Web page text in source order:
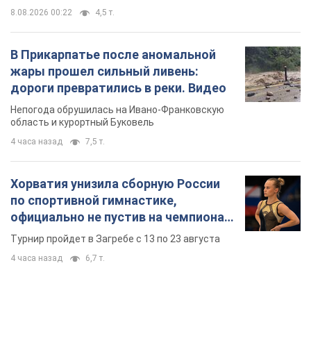
8.08.2026 00:22 4,5 т.
В Прикарпатье после аномальной
жары прошел сильный ливень:
дороги превратились в реки. Видео
Непогода обрушилась на Ивано-Франковскую
область и курортный Буковель
4 часа назад 7,5 т.
Хорватия унизила сборную России
по спортивной гимнастике,
официально не пустив на чемпионат
Европы основных спортсменов
Турнир пройдет в Загребе с 13 по 23 августа
4 часа назад 6,7 т.